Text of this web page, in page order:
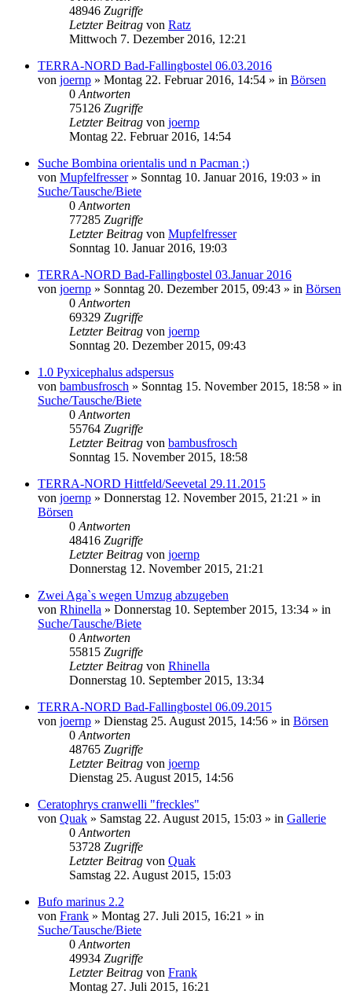
48946 Zugriffe
Letzter Beitrag von Ratz
Mittwoch 7. Dezember 2016, 12:21
TERRA-NORD Bad-Fallingbostel 06.03.2016
von joernp » Montag 22. Februar 2016, 14:54 » in Börsen
0 Antworten
75126 Zugriffe
Letzter Beitrag von joernp
Montag 22. Februar 2016, 14:54
Suche Bombina orientalis und n Pacman ;)
von Mupfelfresser» Sonntag 10. Januar 2016, 19:03 » in
Suche/Tausche/Biete
0 Antworten
77285 Zugriffe
Letzter Beitrag von Mupfelfresser
Sonntag 10. Januar 2016, 19:03
TERRA-NORD Bad-Fallingbostel 03.Januar 2016
von joernp » Sonntag 20. Dezember 2015, 09:43 » in Börsen
0 Antworten
69329 Zugriffe
Letzter Beitrag von joernp
Sonntag 20. Dezember 2015, 09:43
1.0 Pyxicephalus adspersus
von bambusfrosch » Sonntag 15. November 2015, 18:58 » in
Suche/Tausche/Biete
0 Antworten
55764 Zugriffe
Letzter Beitrag von bambusfrosch
Sonntag 15. November 2015, 18:58
TERRA-NORD Hittfeld/Seevetal 29.11.2015
von joernp » Donnerstag 12. November 2015, 21:21 » in
Börsen
0 Antworten
48416 Zugriffe
Letzter Beitrag von joernp
Donnerstag 12. November 2015, 21:21
Zwei Aga`s wegen Umzug abzugeben
von Rhinella » Donnerstag 10. September 2015, 13:34 » in
Suche/Tausche/Biete
0 Antworten
55815 Zugriffe
Letzter Beitrag von Rhinella
Donnerstag 10. September 2015, 13:34
TERRA-NORD Bad-Fallingbostel 06.09.2015
von joernp » Dienstag 25. August 2015, 14:56 » in Börsen
0 Antworten
48765 Zugriffe
Letzter Beitrag von joernp
Dienstag 25. August 2015, 14:56
Ceratophrys cranwelli "freckles"
von Quak » Samstag 22. August 2015, 15:03 » in Gallerie
0 Antworten
53728 Zugriffe
Letzter Beitrag von Quak
Samstag 22. August 2015, 15:03
Bufo marinus 2.2
von Frank » Montag 27. Juli 2015, 16:21 » in
Suche/Tausche/Biete
0 Antworten
49934 Zugriffe
Letzter Beitrag von Frank
Montag 27. Juli 2015, 16:21